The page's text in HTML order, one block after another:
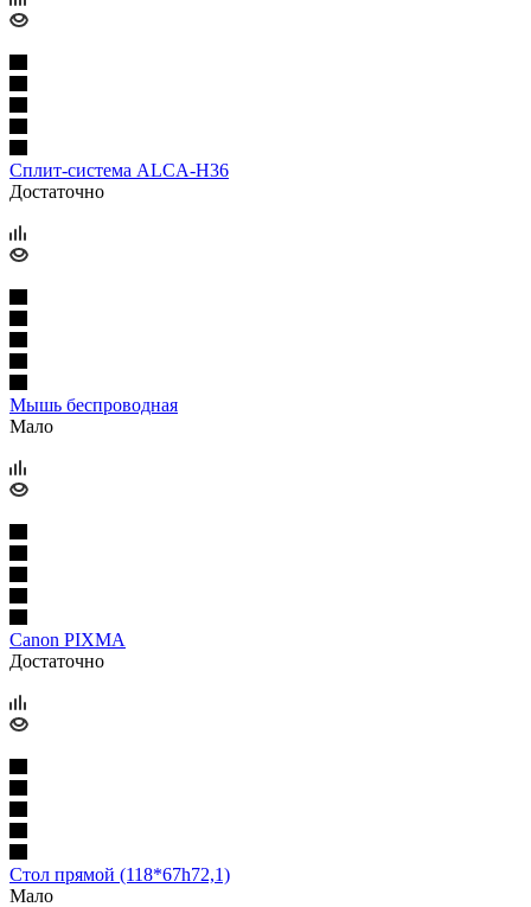
Сплит-система ALCA-H36
Достаточно
Мышь беспроводная
Мало
Canon PIXMA
Достаточно
Стол прямой (118*67h72,1)
Мало